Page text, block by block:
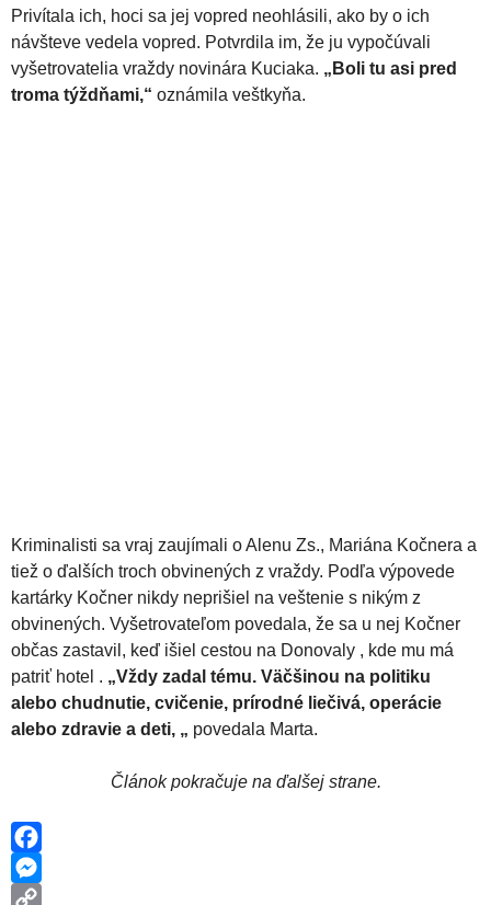
Privítala ich, hoci sa jej vopred neohlásili, ako by o ich
návšteve vedela vopred. Potvrdila im, že ju vypočúvali
vyšetrovatelia vraždy novinára Kuciaka. „Boli tu asi pred
troma týždňami,“ oznámila veštkyňa.
Kriminalisti sa vraj zaujímali o Alenu Zs., Mariána Kočnera a
tiež o ďalších troch obvinených z vraždy. Podľa výpovede
kartárky Kočner nikdy neprišiel na veštenie s nikým z
obvinených. Vyšetrovateľom povedala, že sa u nej Kočner
občas zastavil, keď išiel cestou na Donovaly , kde mu má
patriť hotel . „Vždy zadal tému. Väčšinou na politiku
alebo chudnutie, cvičenie, prírodné liečivá, operácie
alebo zdravie a deti, „ povedala Marta.
Článok pokračuje na ďalšej strane.
F
a
M